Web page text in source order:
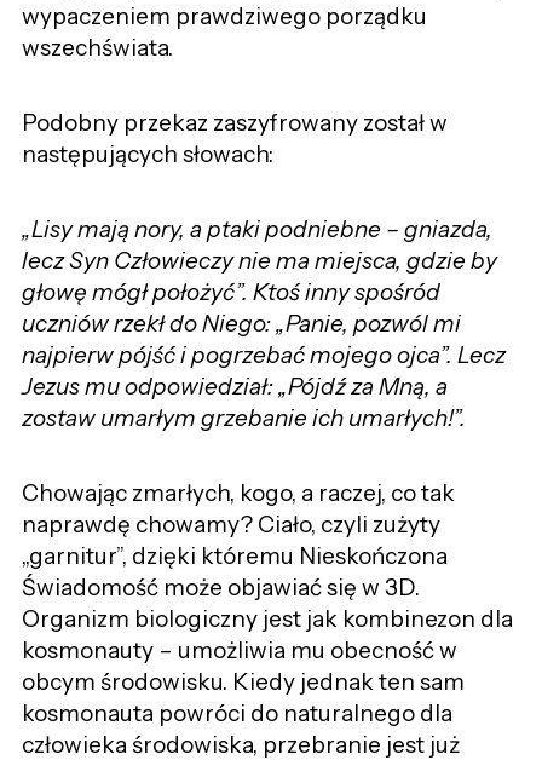
wypaczeniem prawdziwego porządku
wszechświata.
Podobny przekaz zaszyfrowany został w
następujących słowach:
„Lisy mają nory, a ptaki podniebne – gniazda,
lecz Syn Człowieczy nie ma miejsca, gdzie by
głowę mógł położyć”. Ktoś inny spośród
uczniów rzekł do Niego: „Panie, pozwól mi
najpierw pójść i pogrzebać mojego ojca”. Lecz
Jezus mu odpowiedział: „Pójdź za Mną, a
zostaw umarłym grzebanie ich umarłych!”.
Chowając zmarłych, kogo, a raczej, co tak
naprawdę chowamy? Ciało, czyli zużyty
„garnitur”, dzięki któremu Nieskończona
Świadomość może objawiać się w 3D.
Organizm biologiczny jest jak kombinezon dla
kosmonauty – umożliwia mu obecność w
obcym środowisku. Kiedy jednak ten sam
kosmonauta powróci do naturalnego dla
człowieka środowiska, przebranie jest już